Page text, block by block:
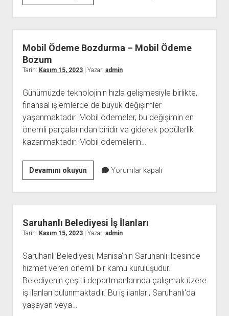
Part
Time
İş
İlanları
Mobil Ödeme Bozdurma – Mobil Ödeme
Bozum
Tarih: Kasım 15, 2023| Yazar: admin
Günümüzde teknolojinin hızla gelişmesiyle birlikte,
finansal işlemlerde de büyük değişimler
yaşanmaktadır. Mobil ödemeler, bu değişimin en
önemli parçalarından biridir ve giderek popülerlik
kazanmaktadır. Mobil ödemelerin…
Devamını okuyunMobil
Ödeme
Bozdurma
–
Mobil
Ödeme
Yorumlar kapalı
Saruhanlı Belediyesi İş İlanları
Tarih: Kasım 15, 2023| Yazar: admin
Saruhanlı Belediyesi, Manisa'nın Saruhanlı ilçesinde
hizmet veren önemli bir kamu kuruluşudur.
Belediyenin çeşitli departmanlarında çalışmak üzere
iş ilanları bulunmaktadır. Bu iş ilanları, Saruhanlı'da
yaşayan veya…